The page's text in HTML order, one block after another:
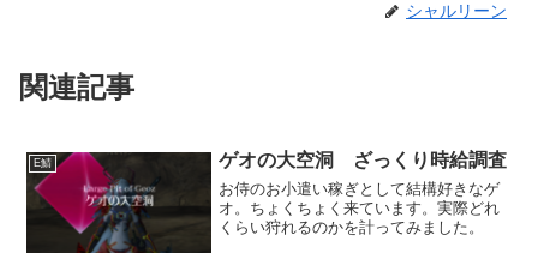
シャルリーン
関連記事
E鯖 ゲオの大空洞 ざっくり時給調査
お侍のお小遣い稼ぎとして結構好きなゲ
オ。ちょくちょく来ています。実際どれ
くらい狩れるのかを計ってみました。